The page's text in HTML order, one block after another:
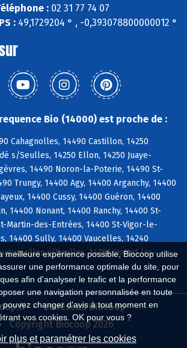
meilleure expérience possible, Biocoop utilise
une performance optimale du site, pour
afin d'analyser le trafic et la performance
une navigation personnalisée en toute
pouvez changer d'avis à tout moment en
vos cookies. OK pour vous ?
plus et paramétrer les cookies
: 02 31 77 74 07
:49,1729204 ° , -0,393078800000012 °
Bio (14000) est proche de :
Cahagnolles, 14490 Castillon, 14250
s/Seulles, 14250 Ellon, 14250 Juaye-
14490 Noron-la-Poterie, 14490 St-
Trungy, 14400 Agy, 14400 Arganchy, 14400
14400 Cussy, 14400 Guéron, 14400
14400 Nonant, 14400 Ranchy, 14400 St-
Martin-des-Entrées, 14400 St-Vigor-le-
14400 Sully, 14400 Vaucelles, 14240
s/Seulles, 14250 Hottot-les-
Le réseau Biocoop
Copyright Biocoop 2026